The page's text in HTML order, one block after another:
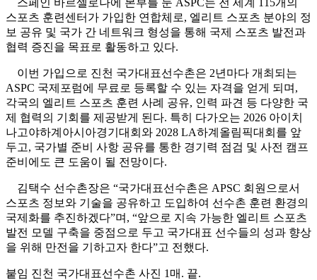
스포츠 훈련센터가 가입한 연합체로, 엘리트 스포츠 분야의 정
보 공유 및 국가 간 네트워크 형성을 통해 국제 스포츠 발전과
협력 증진을 목표로 활동하고 있다.
이번 가입으로 진천 국가대표선수촌은 2년마다 개최되는
ASPC 국제포럼에 무료로 등록할 수 있는 자격을 얻게 되며 ,
각국의 엘리트 스포츠 훈련 사례 공유, 인력 파견 등 다양한 국
제 협력의 기회를 제공받게 된다. 특히 다가오는 2026 아이치
나고야하계아시아경기대회와 2028 LA하계올림픽대회를 앞
두고, 국가별 준비 사항 공유를 통한 경기력 점검 및 사전 캠프
준비에도 큰 도움이 될 전망이다.
김택수 선수촌장은 “국가대표선수촌은 APSC 회원으로서
스포츠 정보와 기술을 공유하고 도입하여 선수촌 훈련 환경의
국제화를 추진하겠다”며 , “앞으로 지속 가능한 엘리트 스포츠
발전 모델 구축을 중점으로 두고 국가대표 선수들의 성과 향상
을 위해 만전을 기하고자 한다”고 전했다.
붙임 진천 국가대표선수촌 사진 1 매 . 끝.